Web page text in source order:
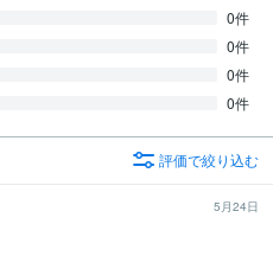
0件
0件
0件
0件
評価で絞り込む
5月24日